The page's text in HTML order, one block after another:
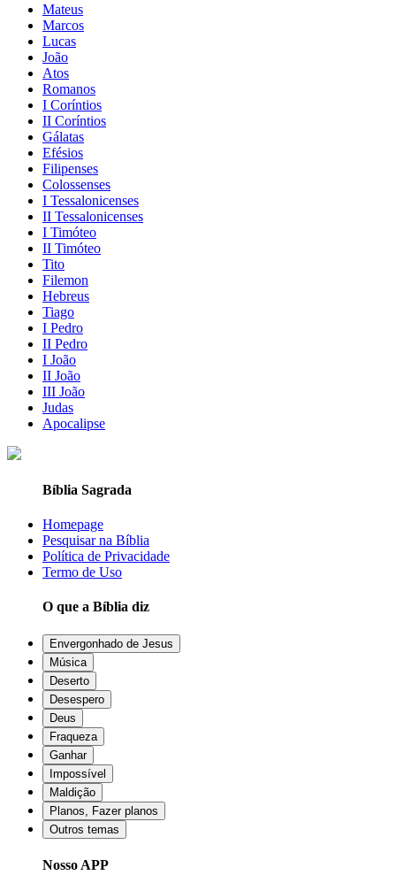
Mateus
Marcos
Lucas
João
Atos
Romanos
I Coríntios
II Coríntios
Gálatas
Efésios
Filipenses
Colossenses
I Tessalonicenses
II Tessalonicenses
I Timóteo
II Timóteo
Tito
Filemon
Hebreus
Tiago
I Pedro
II Pedro
I João
II João
III João
Judas
Apocalipse
Bíblia Sagrada
Homepage
Pesquisar na Bíblia
Política de Privacidade
Termo de Uso
O que a Bíblia diz
Envergonhado de Jesus
Música
Deserto
Desespero
Deus
Fraqueza
Ganhar
Impossível
Maldição
Planos, Fazer planos
Outros temas
Nosso APP